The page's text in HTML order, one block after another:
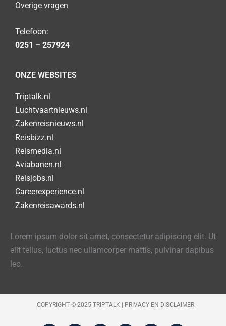
Overige vragen
Telefoon:
0251 – 257924
ONZE WEBSITES
Triptalk.nl
Luchtvaartnieuws.nl
Zakenreisnieuws.nl
Reisbizz.nl
Reismedia.nl
Aviabanen.nl
Reisjobs.nl
Careerexperience.nl
Zakenreisawards.nl
Lorem ipsum dolor sit amet, consectetur adipiscing elit. Ut
elit tellus, luctus nec ullamcorper mattis, pulvinar dapibus
leo.
COPYRIGHT © 2025 TRIPTALK | PRIVACY EN DISCLAIMER